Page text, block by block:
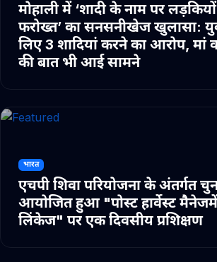
मोहाली में ‘शादी के नाम पर
फरोख्त’ का सनसनीखेज खुलासा:
लिए 3 शादियां करने का आरोप, मां
की बात भी आई सामने
भारत
एचपी शिवा परियोजना के अंतर्गत
आयोजित हुआ "पोस्ट हार्वेस्ट
लिंकेज" पर एक दिवसीय प्रशिक्षण